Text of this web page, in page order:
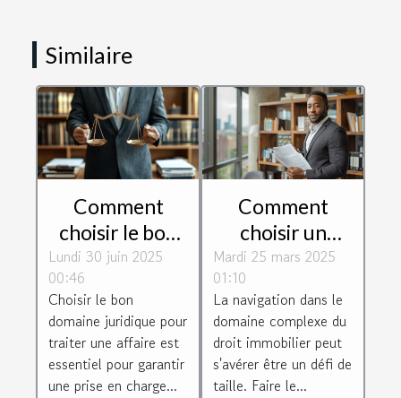
Similaire
Comment
choisir le bon
domaine
juridique pour
votre affaire ?
Lundi 30 juin 2025
00:46
Choisir le bon
domaine juridique pour
traiter une affaire est
essentiel pour garantir
une prise en charge...
Comment
choisir un
avocat
spécialisé en
droit
immobilier
Mardi 25 mars 2025
01:10
La navigation dans le
domaine complexe du
droit immobilier peut
s'avérer être un défi de
taille. Faire le...